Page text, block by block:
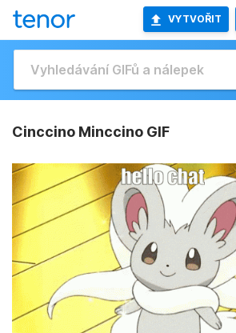
VYTVOŘIT
Cinccino Minccino GIF